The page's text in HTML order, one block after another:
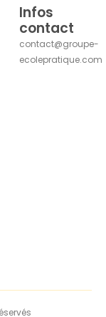
Infos
contact
contact@groupe-
ecolepratique.com